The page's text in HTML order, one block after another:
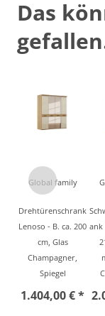
Das
Global family
Drehtürenschrank
Lenoso - B. ca. 200
cm, Glas
Champagner,
Spiegel
1.404,00 € *
ank